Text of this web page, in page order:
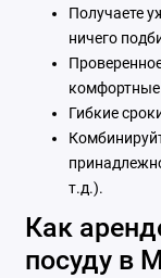
Получаете
ничего
Гибкие
т.д.).
Как
посуду в